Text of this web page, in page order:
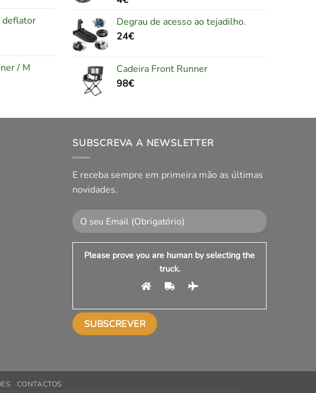
deflator
/ M
Degrau de acesso ao tejadilho.
24€
Cadeira Front Runner
98€
SUBSCREVA A NEWSLETTER
E receba sempre em primeira mão as últimas
novidades.
Please prove you are human by selecting the
truck.
CONTACTOS